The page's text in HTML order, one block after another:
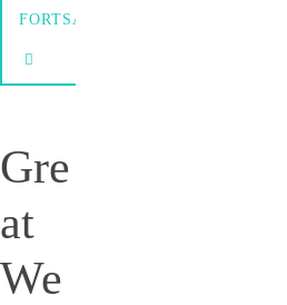
FORTSÄTTNING
Gre
at
We